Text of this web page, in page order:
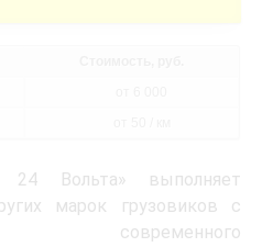
24 Вольта» выполняет
марок грузовиков с
современного